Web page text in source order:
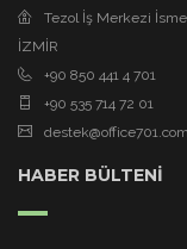
Tezol İş Merkezi
İZMİR
+90 850 441 4 701
+90 535 714 72 01
destek@office701.com
HABER BÜLTENİ